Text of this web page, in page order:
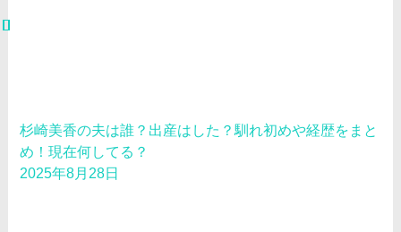
杉崎美香の夫は誰？出産はした？馴れ初めや経歴をまと
め！現在何してる？
2025年8月28日